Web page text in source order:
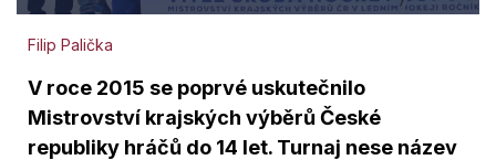
Filip Palička
V roce 2015 se poprvé uskutečnilo
Mistrovství krajských výběrů České
republiky hráčů do 14 let. Turnaj nese název